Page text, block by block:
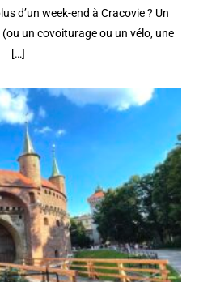
d’un week-end à Cracovie ? Un
un covoiturage ou un vélo, une
[…]